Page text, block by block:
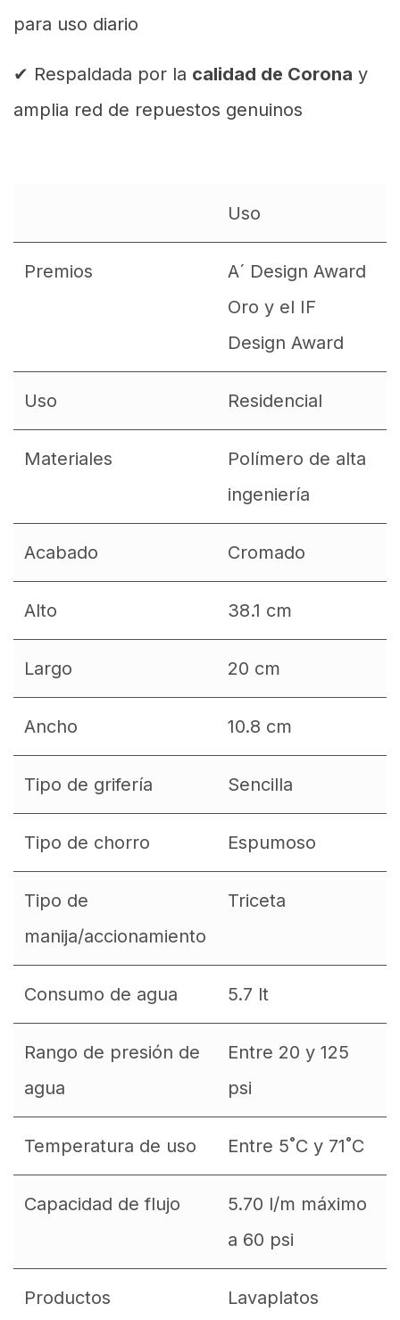
para uso diario
✔ Respaldada por la calidad de Corona y
amplia red de repuestos genuinos
Uso
Premios
A´ Design Award
Oro y el IF
Design Award
Uso Residencial
Materiales
Polímero de alta
ingeniería
Acabado Cromado
Alto 38.1 cm
Largo 20 cm
Ancho 10.8 cm
Tipo de grifería Sencilla
Tipo de chorro Espumoso
Tipo de
manija/accionamiento
Triceta
Consumo de agua 5.7 lt
Rango de presión de
agua
Entre 20 y 125
psi
Temperatura de uso Entre 5˚C y 71˚C
Capacidad de flujo
5.70 l/m máximo
a 60 psi
Productos Lavaplatos